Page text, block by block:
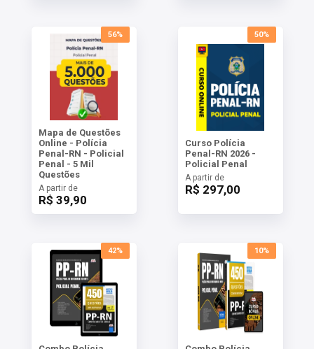
56%
Mapa de Questões
Online - Polícia
Penal-RN - Policial
Penal - 5 Mil
Questões
A partir de
R$ 39,90
50%
Curso Polícia
Penal-RN 2026 -
Policial Penal
A partir de
R$ 297,00
42% 10%